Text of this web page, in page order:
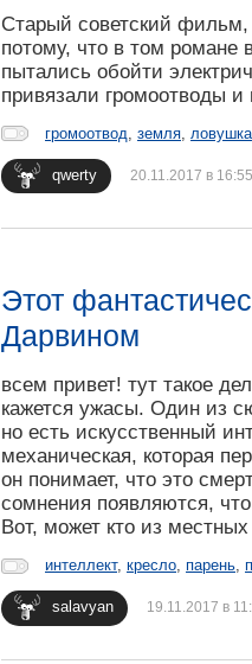
Старый советский фильм,
потому, что в том романе
пытались обойти
привязали громоотводы
громоотвод земля ловушка
qwerty 20.11.2017 в 16:55
Этот
Дарвином
всем привет! тут такое
кажется ужасы. Один из
но есть искусственный
механическая, которая
он понимает, что это
сомнения появляются,
Вот, может кто из
интеллект, кресло, парень,
salavyan 19.11.2017 в